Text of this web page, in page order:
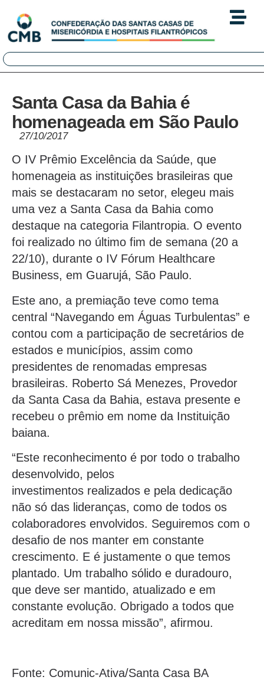
Santa Casa da Bahia é
homenageada em São Paulo
27/10/2017
O IV Prêmio Excelência da Saúde, que
homenageia as instituições brasileiras que
mais se destacaram no setor, elegeu mais
uma vez a Santa Casa da Bahia como
destaque na categoria Filantropia. O evento
foi realizado no último fim de semana (20 a
22/10), durante o IV Fórum Healthcare
Business, em Guarujá, São Paulo.
Este ano, a premiação teve como tema
central “Navegando em Águas Turbulentas” e
contou com a participação de secretários de
estados e municípios, assim como
presidentes de renomadas empresas
brasileiras. Roberto Sá Menezes, Provedor
da Santa Casa da Bahia, estava presente e
recebeu o prêmio em nome da Instituição
baiana.
“Este reconhecimento é por todo o trabalho
desenvolvido, pelos
investimentos realizados e pela dedicação
não só das lideranças, como de todos os
colaboradores envolvidos. Seguiremos com o
desafio de nos manter em constante
crescimento. E é justamente o que temos
plantado. Um trabalho sólido e duradouro,
que deve ser mantido, atualizado e em
constante evolução. Obrigado a todos que
acreditam em nossa missão”, afirmou.
Fonte: Comunic-Ativa/Santa Casa BA